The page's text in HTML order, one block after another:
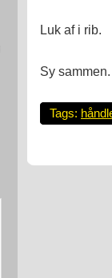
Luk af i rib.
Sy sammen.
Tags: